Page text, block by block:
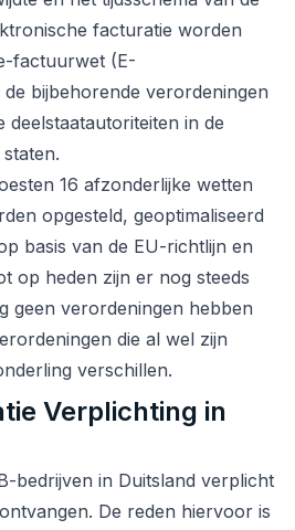
facturatie worden
factuurwet (E-
bijbehorende verordeningen
deelstaatautoriteiten in de
16 afzonderlijke wetten
opgesteld, geoptimaliseerd
basis van de EU-richtlijn en
op heden zijn er nog steeds
geen verordeningen hebben
die al wel zijn
verschillen.
Verplichting in
bedrijven in Duitsland verplicht
De reden hiervoor is